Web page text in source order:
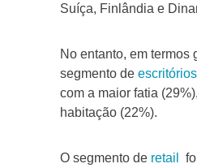
Suíça, Finlândia e
No entanto, em termos
segmento de escritórios
com a maior fatia
habitação (22%).
O segmento de retail